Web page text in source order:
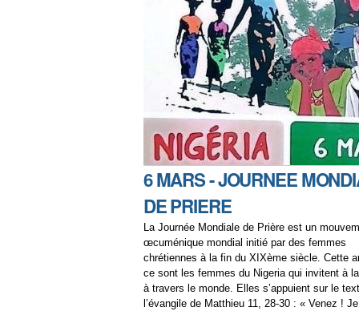
6 MARS - JOURNEE
DE PRIERE
La Journée Mondiale de Prière est un
œcuménique mondial initié par des femmes
chrétiennes à la fin du XIXème siècle. Cette
ce sont les femmes du Nigeria qui invitent à
à travers le monde. Elles s’appuient sur le
l’évangile de Matthieu 11, 28-30 : « Venez !